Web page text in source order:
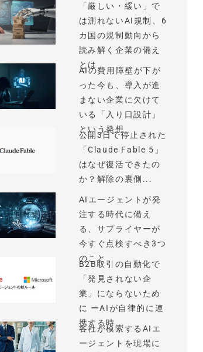
「厳しい・緩い」で
は測れないAI規制、6
カ国の規制動向から
読み解く企業の備え
とは
AIの費用障壁が下が
った今も、導入が進
まない企業に欠けて
いる「入り口設計」
という発想
公開3日で停止された
「Claude Fable 5」
はなぜ復活できたの
か？解除の裏側...
AIエージェントが発
注する時代に備え
る、サプライヤーが
今すぐ点検すべき3つ
のこと
B2B取引の自動化で
「発見されない企
業」にならないため
に ーAIが自律的に連
携する時...
各社が模索するAIエ
ージェントを現場に